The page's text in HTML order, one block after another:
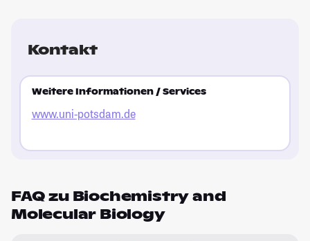
Kontakt
Weitere Informationen / Services
www.uni-potsdam.de
FAQ zu Biochemistry and
Molecular Biology